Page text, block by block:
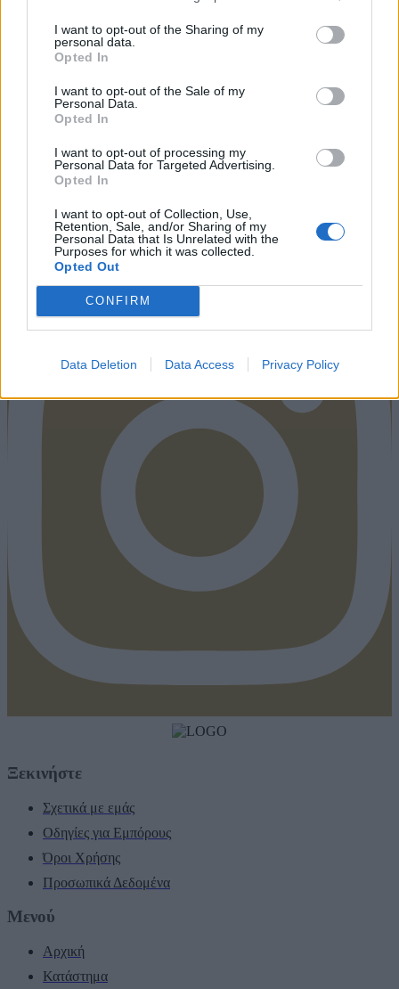
I want to opt-out of the Sharing of my
personal data.
Opted In
I want to opt-out of the Sale of my
Personal Data.
Opted In
I want to opt-out of processing my
Personal Data for Targeted Advertising.
Opted In
I want to opt-out of Collection, Use,
Retention, Sale, and/or Sharing of my
Personal Data that Is Unrelated with the
Purposes for which it was collected.
Opted Out
CONFIRM
Data Deletion Data Access Privacy Policy
Ξεκινήστε
Σχετικά με εμάς
Οδηγίες για Εμπόρους
Όροι Χρήσης
Προσωπικά Δεδομένα
Μενού
Αρχική
Κατάστημα